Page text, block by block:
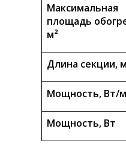
Максимальная
площадь
м²
Длина секции, м
Мощность, Вт/
Мощность, Вт